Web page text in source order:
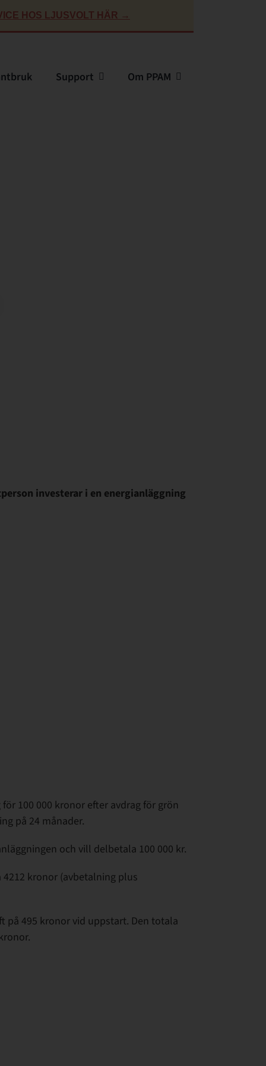
HOS LJUSVOLT HÄR →
Support Om PPAM
investerar i en energianläggning
100 000 kronor efter avdrag för grön
på 24 månader.
och vill delbetala 100 000 kr.
kronor (avbetalning plus
på 495 kronor vid uppstart. Den totala